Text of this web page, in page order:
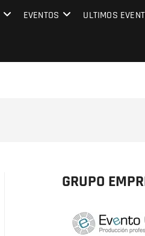
EVENTOS ULTIMOS
GRUPO